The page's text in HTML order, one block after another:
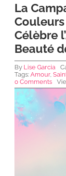
NEWS DE
SKINCARE
SANTÉ &
BEAUTÉ
La
Couleurs
Célèbre
Beauté
By Lise Garcia
Tags: Amour,
0 Comments